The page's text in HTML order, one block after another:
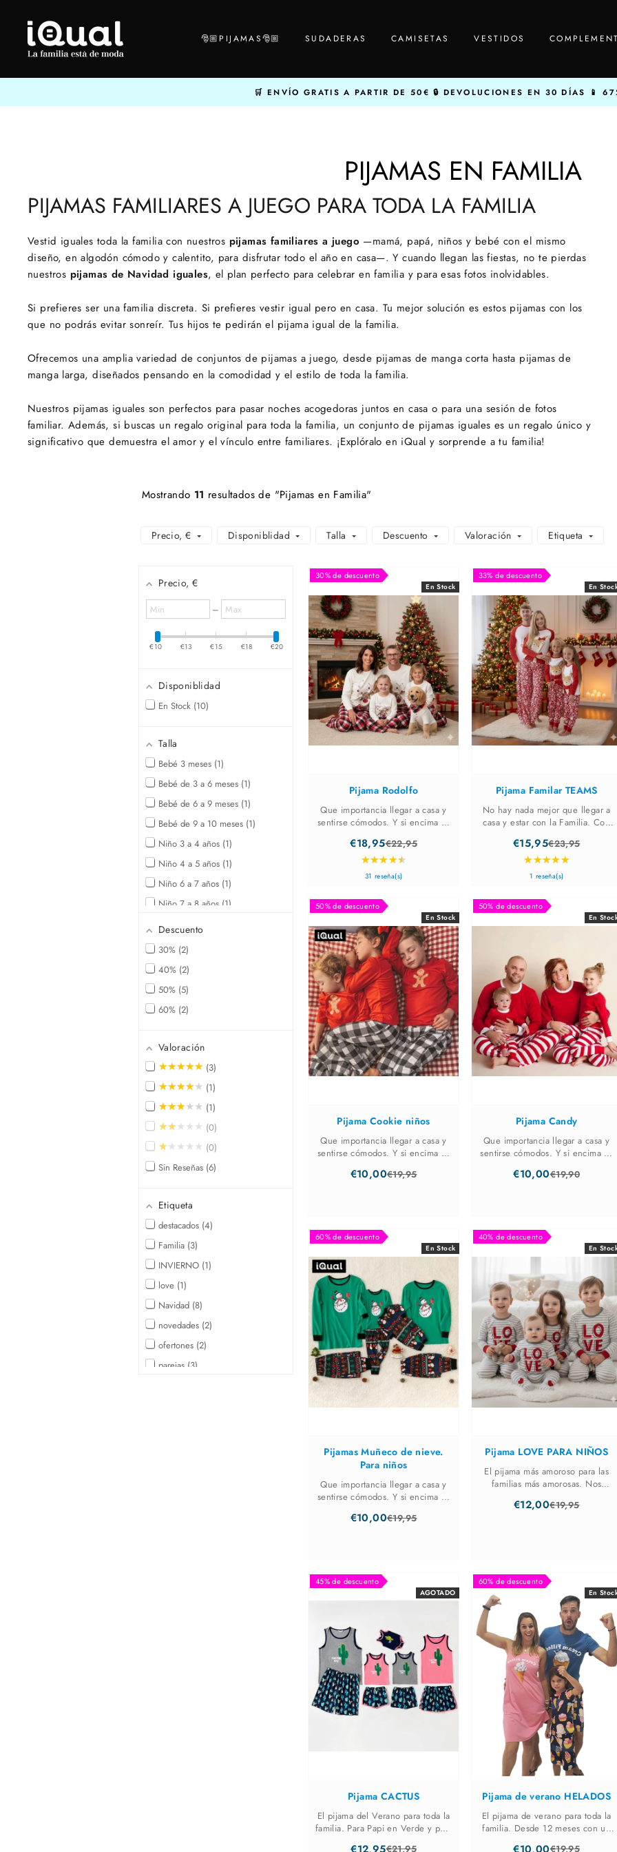
directamente
contenido
​🎅🏼​PIJAMAS​🎅🏼​ SUDADERAS CAMISETAS VESTIDOS
ENVÍO GRATIS A PARTIR DE 50€ DEVOLUCIONES EN 30 DÍAS
PIJAMAS EN FAMILIA
PIJAMAS FAMILIARES A JUEGO PARA TODA LA FAMILIA
Vestid iguales toda la familia con nuestros pijamas familiares a juego —mamá, papá, niños y bebé con el mismo
diseño, en algodón cómodo y calentito, para disfrutar todo el año en casa—. Y cuando llegan las fiestas, no te pierdas
nuestros pijamas de Navidad iguales, el plan perfecto para celebrar en familia y para esas fotos inolvidables.
Si prefieres ser una familia discreta. Si prefieres vestir igual pero en casa. Tu mejor solución es estos pijamas con los
que no podrás evitar sonreír. Tus hijos te pedirán el pijama igual de la familia.
Ofrecemos una amplia variedad de conjuntos de pijamas a juego, desde pijamas de manga corta hasta pijamas de
manga larga, diseñados pensando en la comodidad y el estilo de toda la familia.
Nuestros pijamas iguales son perfectos para pasar noches acogedoras juntos en casa o para una sesión de fotos
familiar. Además, si buscas un regalo original para toda la familia, un conjunto de pijamas iguales es un regalo único y
significativo que demuestra el amor y el vínculo entre familiares. ¡Explóralo en iQual y sorprende a tu familia!
Mostrando 11 resultados de "Pijamas en Familia"
Precio, € Disponiblidad Talla Descuento Valoración Etiqueta
Precio, €
VALUE
–
VALUE
€10 €13 €15 €18 €20
Disponiblidad
En Stock 10
Talla
Bebé 3 meses 1
Bebé de 3 a 6 meses 1
Bebé de 6 a 9 meses 1
Bebé de 9 a 10 meses 1
Niño 3 a 4 años 1
Niño 4 a 5 años 1
Niño 6 a 7 años 1
Niño 7 a 8 años 1
Descuento
30% 2
40% 2
50% 5
60% 2
Valoración
★★★★★ 3
★★★★★ 1
★★★★★ 1
★★★★★ 0
★★★★★ 0
Sin Reseñas 6
Etiqueta
destacados 4
Familia 3
INVIERNO 1
love 1
Navidad 8
novedades 2
ofertones 2
parejas 3
30% de descuento
Pijama Rodolfo
Que importancia llegar a casa y
sentirse cómodos. Y si encima se
mucho mejor. Desde los más
bebes de la casa hasta los más
mayores, todos iguales para
disfrutar de ...
€18,95Old
price
€22,95
En Stock
★★★★★
5
stars
31 reseña(s)
33% de descuento
Pijama Familar TEAMS
No hay nada mejor que llegar a
casa y estar con la Familia. Con
tanto pequeños y grandes. Será
divertido estar todos iguales.
Color: Blanco y rojo.
€15,95Old
price
€23,95
En
★★★★★
5
1 reseña(s)
50% de descuento
Pijama Cookie niños
Que importancia llegar a casa y
sentirse cómodos. Y si encima se
mucho mejor. Desde los más
€10,00Old
€19,95
En Stock
50% de descuento
Pijama Candy
Que importancia llegar a casa y
sentirse cómodos. Y si encima se
mucho mejor. Desde la Talla 12
€10,00Old
€19,90
En
60% de descuento
Pijamas Muñeco de nieve.
Para niños
Que importancia llegar a casa y
sentirse cómodos. Y si encima se
mucho mejor. Desde los más
€10,00Old
€19,95
En Stock
40% de descuento
Pijama LOVE PARA NIÑOS
El pijama más amoroso para las
familias más amorosas. Nos
cómodo y tiene cintura elástica
€12,00Old
€19,95
En
45% de descuento
Pijama CACTUS
El pijama del Verano para toda la
familia. Para Papi en Verde y para
€21,95
AGOTADO
60% de descuento
Pijama de verano HELADOS
El pijama de verano para toda la
familia. Desde 12 meses con un
€19,95
En